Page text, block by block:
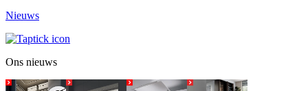
Nieuws
Ons nieuws